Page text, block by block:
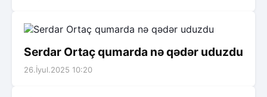
Serdar Ortaç qumarda nə qədər uduzdu
26.İyul.2025 10:20